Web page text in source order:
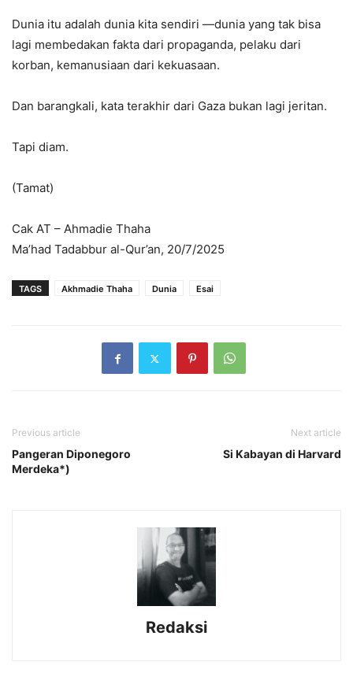
Dunia itu adalah dunia kita sendiri —dunia yang tak bisa
lagi membedakan fakta dari propaganda, pelaku dari
korban, kemanusiaan dari kekuasaan.
Dan barangkali, kata terakhir dari Gaza bukan lagi jeritan.
Tapi diam.
(Tamat)
Cak AT – Ahmadie Thaha
Ma’had Tadabbur al-Qur’an, 20/7/2025
TAGS Akhmadie Thaha Dunia Esai
Previous article
Pangeran Diponegoro
Merdeka*)
Next article
Si Kabayan di Harvard
Redaksi